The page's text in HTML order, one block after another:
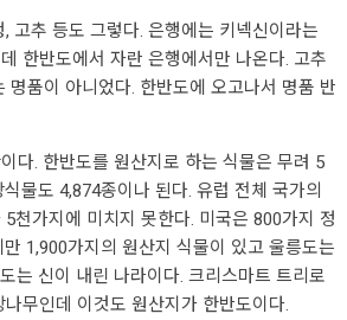
고추 등도 그렇다. 은행에는 키넥신이라는
한반도에서 자란 은행에서만 나온다. 고추
명품이 아니었다. 한반도에 오고나서 명품 반
다. 한반도를 원산지로 하는 식물은 무려 5
물도 4,874종이나 된다. 유럽 전체 국가의
천가지에 미치지 못한다. 미국은 800가지 정
1,900가지의 원산지 식물이 있고 울릉도는
는 신이 내린 나라이다. 크리스마트 트리로
무인데 이것도 원산지가 한반도이다.